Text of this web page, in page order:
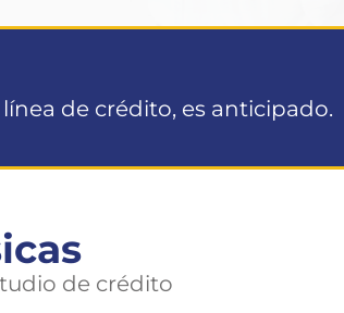
de crédito, es anticipado.
de crédito